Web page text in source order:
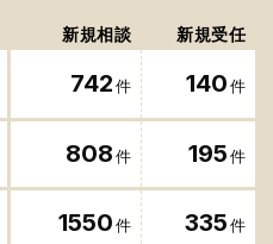
新規相談 新規受任
742 件 140 件
808 件 195 件
1550 件 335 件